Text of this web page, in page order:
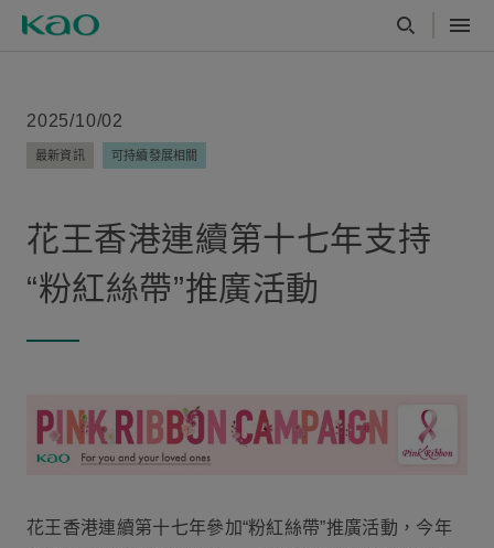
2025/10/02
最新資訊 可持續發展相關
花王香港連續第十七年支持
“粉紅絲帶”推廣活動
花王香港連續第十七年參加“粉紅絲帶”推廣活動，今年